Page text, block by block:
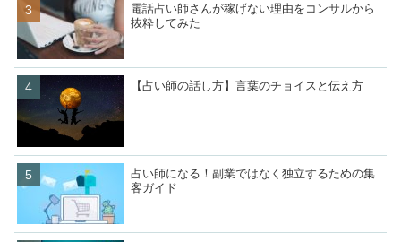
電話占い師さんが稼げない理由をコンサルから
抜粋してみた
【占い師の話し方】言葉のチョイスと伝え方
占い師になる！副業ではなく独立するための集
客ガイド